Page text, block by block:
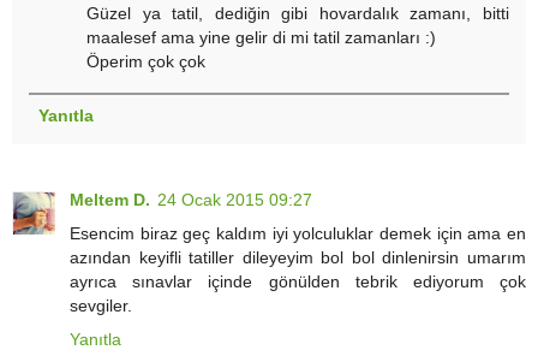
Güzel ya tatil, dediğin gibi hovardalık zamanı, bitti
maalesef ama yine gelir di mi tatil zamanları :)
Öperim çok çok
Yanıtla
Meltem D. 24 Ocak 2015 09:27
Esencim biraz geç kaldım iyi yolculuklar demek için ama en
azından keyifli tatiller dileyeyim bol bol dinlenirsin umarım
ayrıca sınavlar içinde gönülden tebrik ediyorum çok
sevgiler.
Yanıtla